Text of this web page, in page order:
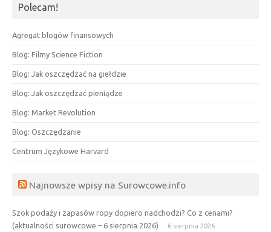
Polecam!
Agregat blogów finansowych
Blog: Filmy Science Fiction
Blog: Jak oszczędzać na giełdzie
Blog: Jak oszczędzać pieniądze
Blog: Market Revolution
Blog: Oszczędzanie
Centrum Językowe Harvard
Najnowsze wpisy na Surowcowe.info
Szok podaży i zapasów ropy dopiero nadchodzi? Co z cenami?
(aktualności surowcowe – 6 sierpnia 2026)
6 sierpnia 2026